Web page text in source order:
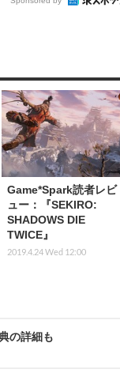
Game*Spark読者レビ
ュー：『SEKIRO:
SHADOWS DIE
TWICE』
2019.4.24 Wed 12:00
の詳細も